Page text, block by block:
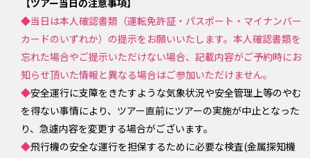
◆当日は本人確認書類（運転免許証・パスポート・マイナンバー
カードのいずれか）の提示をお願いいたします。本人確認書類を
忘れた場合やご提示いただけない場合、記載内容がご予約時にお
知らせ頂いた情報と異なる場合はご参加いただけません。
◆安全運行に支障をきたすような気象状況や安全管理上等のやむ
を得ない事情により、ツアー直前にツアーの実施が中止となった
り、急遽内容を変更する場合がございます。
◆飛行機の安全な運行を担保するために必要な検査(金属探知機